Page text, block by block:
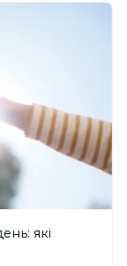
які